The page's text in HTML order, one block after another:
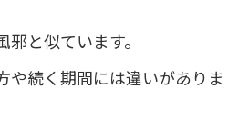
と似ています。
や続く期間には違いがありま